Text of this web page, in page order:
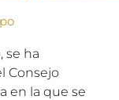
se ha
Consejo
en la que se